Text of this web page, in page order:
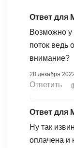
нужно.
было
время, когда
продолжить,
курсам - был
на связь,
Задача
клиента, а
Ответ для
Возможно у
поток ведь
внимание?
28 декабря
Ответить
Ответ для
Ну так
оплачена и